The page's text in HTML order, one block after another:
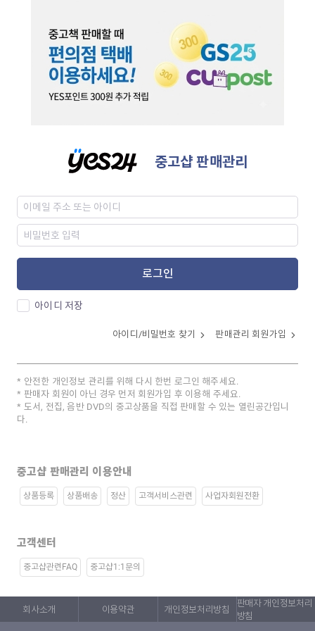
중고샵 판매관리
로그인
아이디 저장
아이디/비밀번호 찾기 판매관리 회원가입
안전한 개인정보 관리를 위해 다시 한번 로그인 해주세요.
판매자 회원이 아닌 경우 먼저 회원가입 후 이용해 주세요.
도서, 전집, 음반 DVD의 중고상품을 직접 판매할 수 있는 열린공간입니
다.
중고샵 판매관리 이용안내
상품등록 상품배송 정산 고객서비스관련 사업자회원전환
고객센터
중고샵관련FAQ 중고샵1:1문의
회사소개 이용약관 개인정보처리방침
판매자 개인정보처리
방침